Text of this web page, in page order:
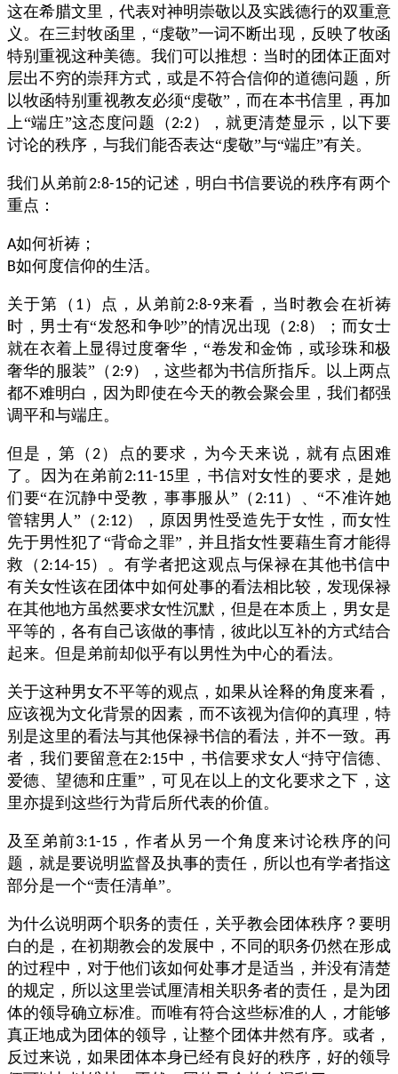
这在希腊文里，代表对神明崇敬以及实践德行的双重意
义。在三封牧函里，“虔敬”一词不断出现，反映了牧函
特别重视这种美德。我们可以推想：当时的团体正面对
层出不穷的崇拜方式，或是不符合信仰的道德问题，所
以牧函特别重视教友必须“虔敬”，而在本书信里，再加
上“端庄”这态度问题（2:2 ），就更清楚显示，以下要
讨论的秩序，与我们能否表达“虔敬”与“端庄”有关。
我们从弟前2:8-15的记述，明白书信要说的秩序有两个
重点：
A如何祈祷；
B如何度信仰的生活。
关于第（ 1）点，从弟前2:8-9来看，当时教会在祈祷
时，男士有“发怒和争吵”的情况出现（ 2:8）；而女士
就在衣着上显得过度奢华，“卷发和金饰，或珍珠和极
奢华的服装”（ 2:9），这些都为书信所指斥。以上两点
都不难明白，因为即使在今天的教会聚会里，我们都强
调平和与端庄。
但是，第（2 ）点的要求，为今天来说，就有点困难
了。因为在弟前2:11-15里，书信对女性的要求，是她
们要“在沉静中受教，事事服从”（2:11 ）、“不准许她
管辖男人”（ 2:12），原因男性受造先于女性，而女性
先于男性犯了“背命之罪”，并且指女性要藉生育才能得
救（ 2:14-15 ）。有学者把这观点与保禄在其他书信中
有关女性该在团体中如何处事的看法相比较，发现保禄
在其他地方虽然要求女性沉默，但是在本质上，男女是
平等的，各有自己该做的事情，彼此以互补的方式结合
起来。但是弟前却似乎有以男性为中心的看法。
关于这种男女不平等的观点，如果从诠释的角度来看，
应该视为文化背景的因素，而不该视为信仰的真理，特
别是这里的看法与其他保禄书信的看法，并不一致。再
者，我们要留意在2:15中，书信要求女人“持守信德、
爱德、望德和庄重”，可见在以上的文化要求之下，这
里亦提到这些行为背后所代表的价值。
及至弟前3:1-15 ，作者从另一个角度来讨论秩序的问
题，就是要说明监督及执事的责任，所以也有学者指这
部分是一个“责任清单”。
为什么说明两个职务的责任，关乎教会团体秩序？要明
白的是，在初期教会的发展中，不同的职务仍然在形成
的过程中，对于他们该如何处事才是适当，并没有清楚
的规定，所以这里尝试厘清相关职务者的责任，是为团
体的领导确立标准。而唯有符合这些标准的人，才能够
真正地成为团体的领导，让整个团体井然有序。或者，
反过来说，如果团体本身已经有良好的秩序，好的领导